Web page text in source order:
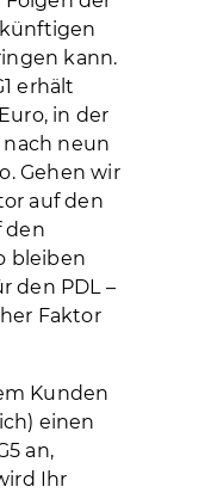
kann.
erhält
in der
nach neun
Gehen wir
auf den
den
bleiben
den PDL –
Faktor
Kunden
einen
an,
Ihr